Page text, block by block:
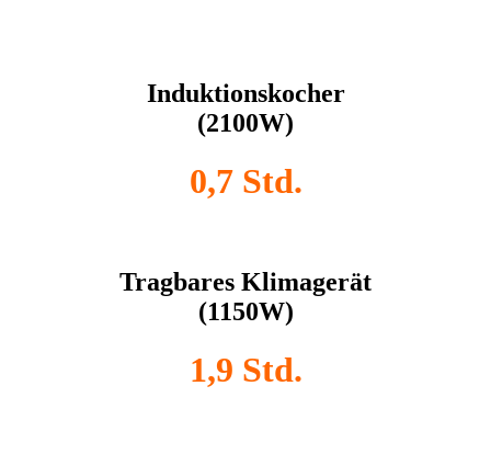
Induktionskocher
(2100W)
0,7 Std.
Tragbares Klimagerät
(1150W)
1,9 Std.